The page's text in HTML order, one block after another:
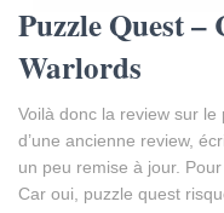
Puzzle Quest –
Warlords
Voilà donc la review sur le
d’une ancienne review,
un peu remise à jour.
Car oui, puzzle quest